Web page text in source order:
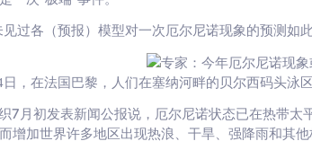
见过各（预报）模型对一次厄尔尼诺现象的预测如
日，在法国巴黎，人们在塞纳河畔的贝尔西码头泳
7月初发表新闻公报说，厄尔尼诺状态已在热带
增加世界许多地区出现热浪、干旱、强降雨和其他